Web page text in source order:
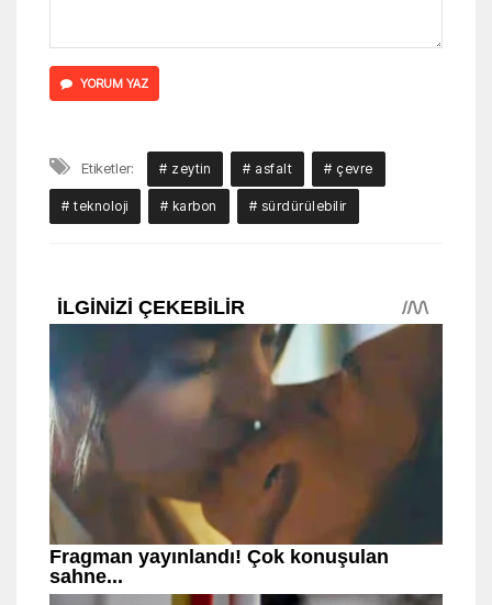
YORUM YAZ
Etiketler: # zeytin # asfalt # çevre
# teknoloji # karbon # sürdürülebilir